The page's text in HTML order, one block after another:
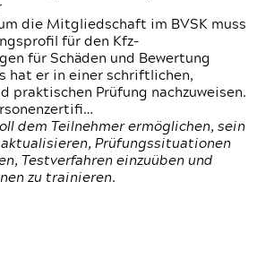
die Mitgliedschaft im BVSK muss
für den Kfz-
für Schäden und Bewertung
hat er in einer schriftlichen,
praktischen Prüfung nachzuweisen.
dem Teilnehmer ermöglichen, sein
aktualisieren, Prüfungssituationen
Testverfahren einzuüben und
zu trainieren.